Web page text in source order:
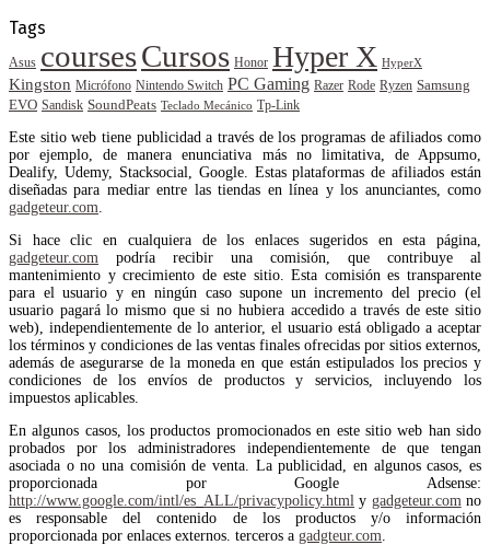
Tags
Asus coursesCursos Honor Hyper X HyperX
Kingston Micrófono Nintendo Switch PC Gaming Razer Rode Ryzen Samsung
EVO Sandisk SoundPeats Teclado Mecánico Tp-Link
Este sitio web tiene publicidad a través de los programas de afiliados como
por ejemplo, de manera enunciativa más no limitativa, de Appsumo,
Dealify, Udemy, Stacksocial, Google. Estas plataformas de afiliados están
diseñadas para mediar entre las tiendas en línea y los anunciantes, como
gadgeteur.com.
Si hace clic en cualquiera de los enlaces sugeridos en esta página,
gadgeteur.com podría recibir una comisión, que contribuye al
mantenimiento y crecimiento de este sitio. Esta comisión es transparente
para el usuario y en ningún caso supone un incremento del precio (el
usuario pagará lo mismo que si no hubiera accedido a través de este sitio
web), independientemente de lo anterior, el usuario está obligado a aceptar
los términos y condiciones de las ventas finales ofrecidas por sitios externos,
además de asegurarse de la moneda en que están estipulados los precios y
condiciones de los envíos de productos y servicios, incluyendo los
impuestos aplicables.
En algunos casos, los productos promocionados en este sitio web han sido
probados por los administradores independientemente de que tengan
asociada o no una comisión de venta. La publicidad, en algunos casos, es
proporcionada por Google Adsense:
http://www.google.com/intl/es_ALL/privacypolicy.html y gadgeteur.comno
es responsable del contenido de los productos y/o información
proporcionada por enlaces externos. terceros a gadgteur.com.